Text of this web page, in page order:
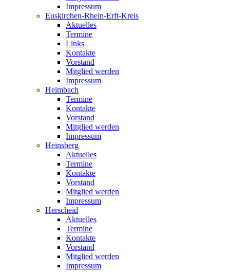
Impressum
Euskirchen-Rhein-Erft-Kreis
Aktuelles
Termine
Links
Kontakte
Vorstand
Mitglied werden
Impressum
Heimbach
Termine
Kontakte
Vorstand
Mitglied werden
Impressum
Heinsberg
Aktuelles
Termine
Kontakte
Vorstand
Mitglied werden
Impressum
Herscheid
Aktuelles
Termine
Kontakte
Vorstand
Mitglied werden
Impressum